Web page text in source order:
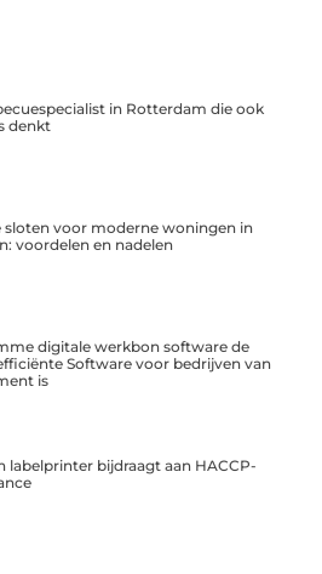
in Rotterdam die ook
denkt
sloten voor moderne woningen in
voordelen en nadelen
digitale werkbon software de
Software voor bedrijven van
is
labelprinter bijdraagt aan HACCP-